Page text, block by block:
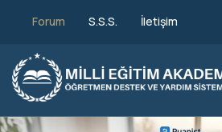
Forum S.S.S. İletişim